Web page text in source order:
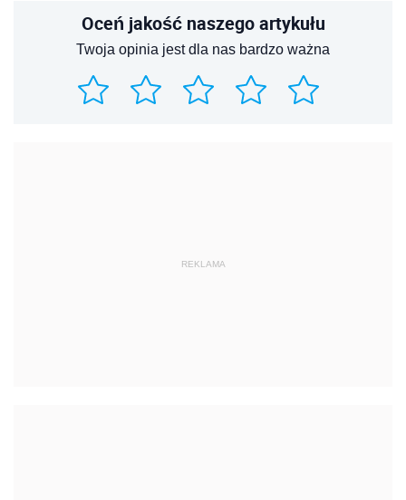
Oceń jakość naszego artykułu
Twoja opinia jest dla nas bardzo ważna
REKLAMA